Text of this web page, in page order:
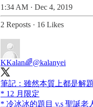
1:34 AM · Dec 4, 2019
2 Reposts · 16 Likes
KKalan🌈@kalanyei
筆記：雖然本質上都是解
* 12 月限定
* 冷冰冰的題目 v.s 聖誕老